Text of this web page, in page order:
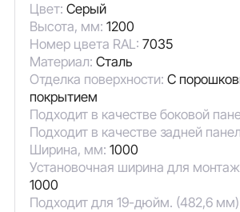
Цвет: Серый
Высота, мм: 1200
Номер цвета RAL: 7035
Материал: Сталь
Отделка поверхности: С
покрытием
Подходит в качестве боковой
Подходит в качестве задней
Ширина, мм: 1000
Установочная ширина для
1000
Подходит для 19-дюйм. (482,6